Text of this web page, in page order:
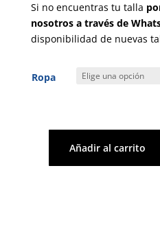
Si no encuentras tu talla
nosotros a través de
disponibilidad de nuevas
Ropa
Cárdigan
Añadir al carrito